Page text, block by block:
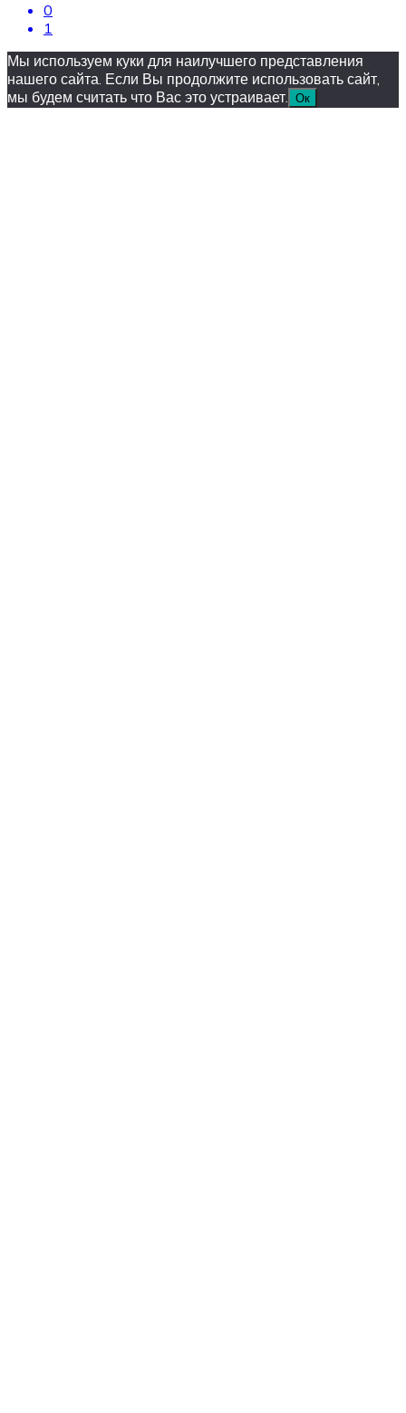
0
1
Мы используем куки для наилучшего представления
нашего сайта. Если Вы продолжите использовать сайт,
мы будем считать что Вас это устраивает. Ок